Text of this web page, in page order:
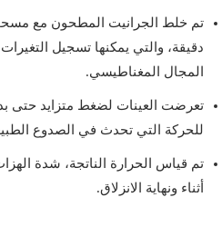
تم خلط الجرانيت المطحون مع
دقيقة، والتي يمكنها تسجيل
المجال المغناطيسي.
تعرضت العينات لضغط متزايد حتى
للحركة التي تحدث في الصدوع
تم قياس الحرارة الناتجة، شدة
أثناء ونهاية الانزلاق.